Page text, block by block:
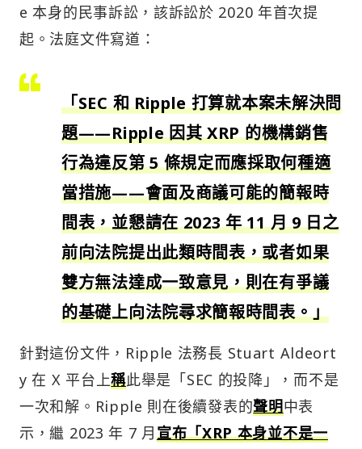
e 本身的民事訴訟，該訴訟於 2020 年首次提
起。法庭文件寫道：
「SEC 和 Ripple 打算就本案未解決問
題——Ripple 因其 XRP 的機構銷售
行為違反第 5 條規定而應採取何種適
當措施——會面及商議可能的簡報時
間表，並懇請在 2023 年 11 月 9 日之
前向法院提出此類時間表，或者如果
雙方無法達成一致意見，則在有爭議
的基礎上向法院尋求簡報時間表。」
針對這份文件，Ripple 法務長 Stuart Aldeort
y 在 X 平台上稱此舉是「SEC 的投降」，而不是
一次和解。Ripple 則在後續發表的聲明中表
示，繼 2023 年 7 月宣布「XRP 本身並不是一